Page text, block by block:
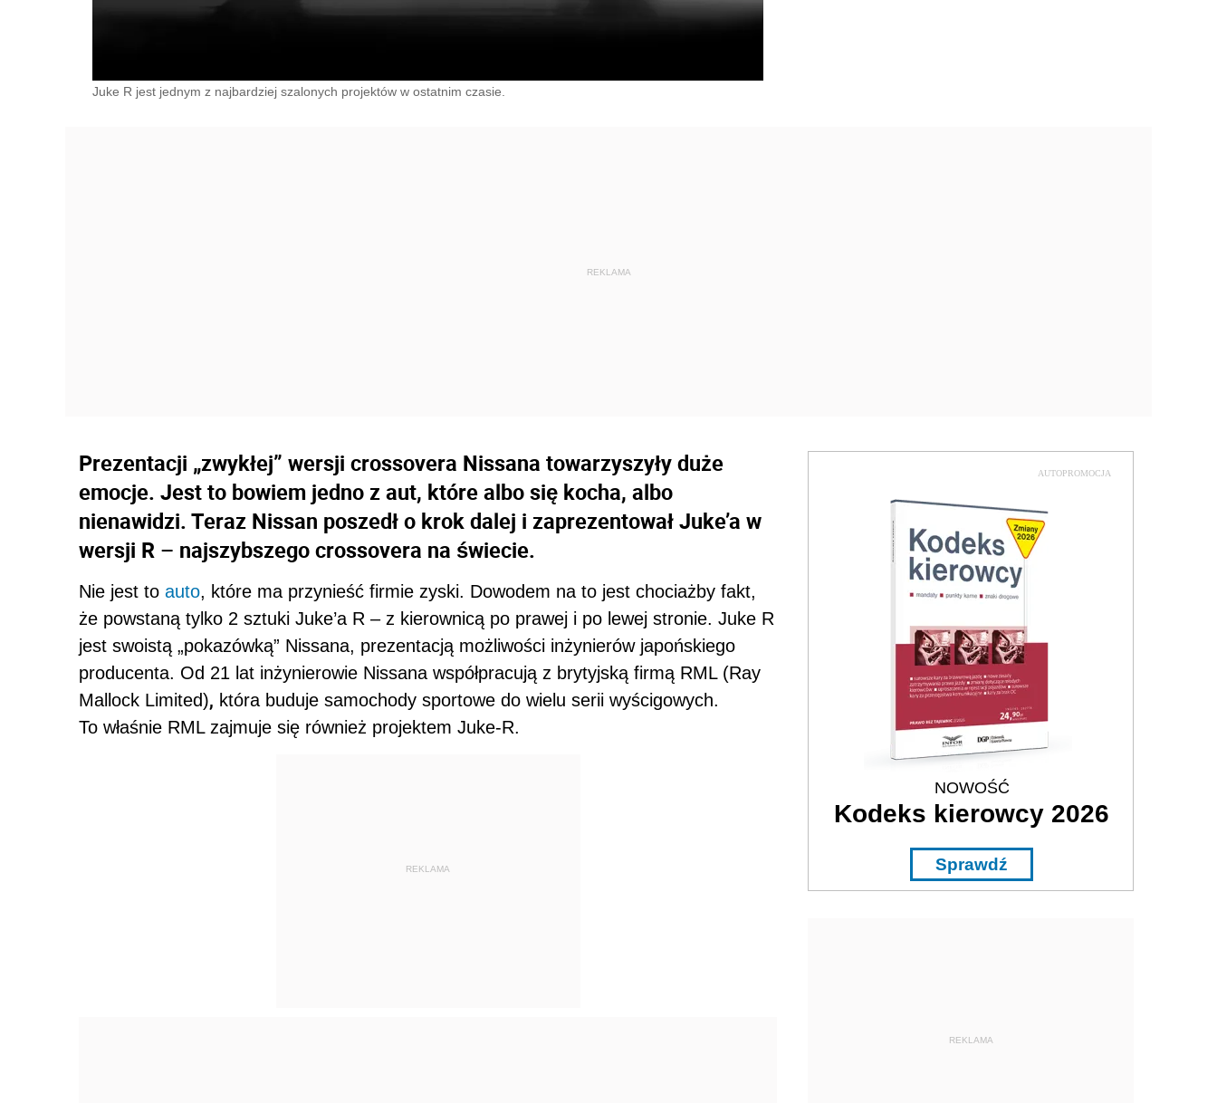
Juke R jest jednym z najbardziej szalonych projektów w ostatnim czasie.
Prezentacji „zwykłej” wersji crossovera Nissana towarzyszyły duże
emocje. Jest to bowiem jedno z aut, które albo się kocha, albo
nienawidzi. Teraz Nissan poszedł o krok dalej i zaprezentował Juke’a w
wersji R – najszybszego crossovera na świecie.
Nie jest to auto, które ma przynieść firmie zyski. Dowodem na to jest chociażby fakt,
że powstaną tylko 2 sztuki Juke’a R – z kierownicą po prawej i po lewej stronie. Juke R
jest swoistą „pokazówką” Nissana, prezentacją możliwości inżynierów japońskiego
producenta. Od 21 lat inżynierowie Nissana współpracują z brytyjską firmą RML (Ray
Mallock Limited), która buduje samochody sportowe do wielu serii wyścigowych.
To właśnie RML zajmuje się również projektem Juke-R.
REKLAMA
AUTOPROMOCJA
NOWOŚĆ
Kodeks kierowcy 2026
Sprawdź
REKLAMA